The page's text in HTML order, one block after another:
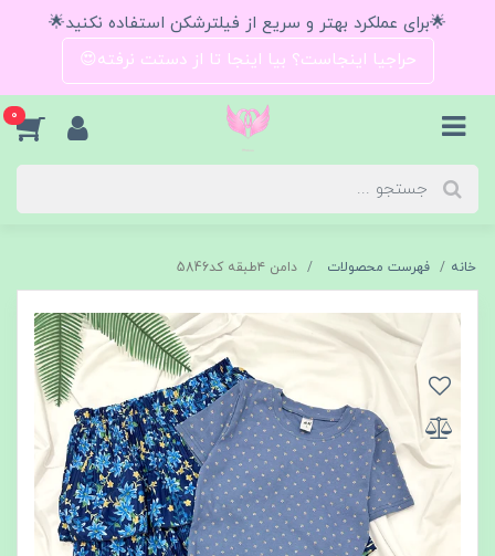
🌟برای عملکرد بهتر و سریع از فیلترشکن استفاده نکنید🌟
حراجیا اینجاست؟ بیا اینجا تا از دستت نرفته😍
0
خانه فهرست محصولات دامن ۴طبقه کد5846